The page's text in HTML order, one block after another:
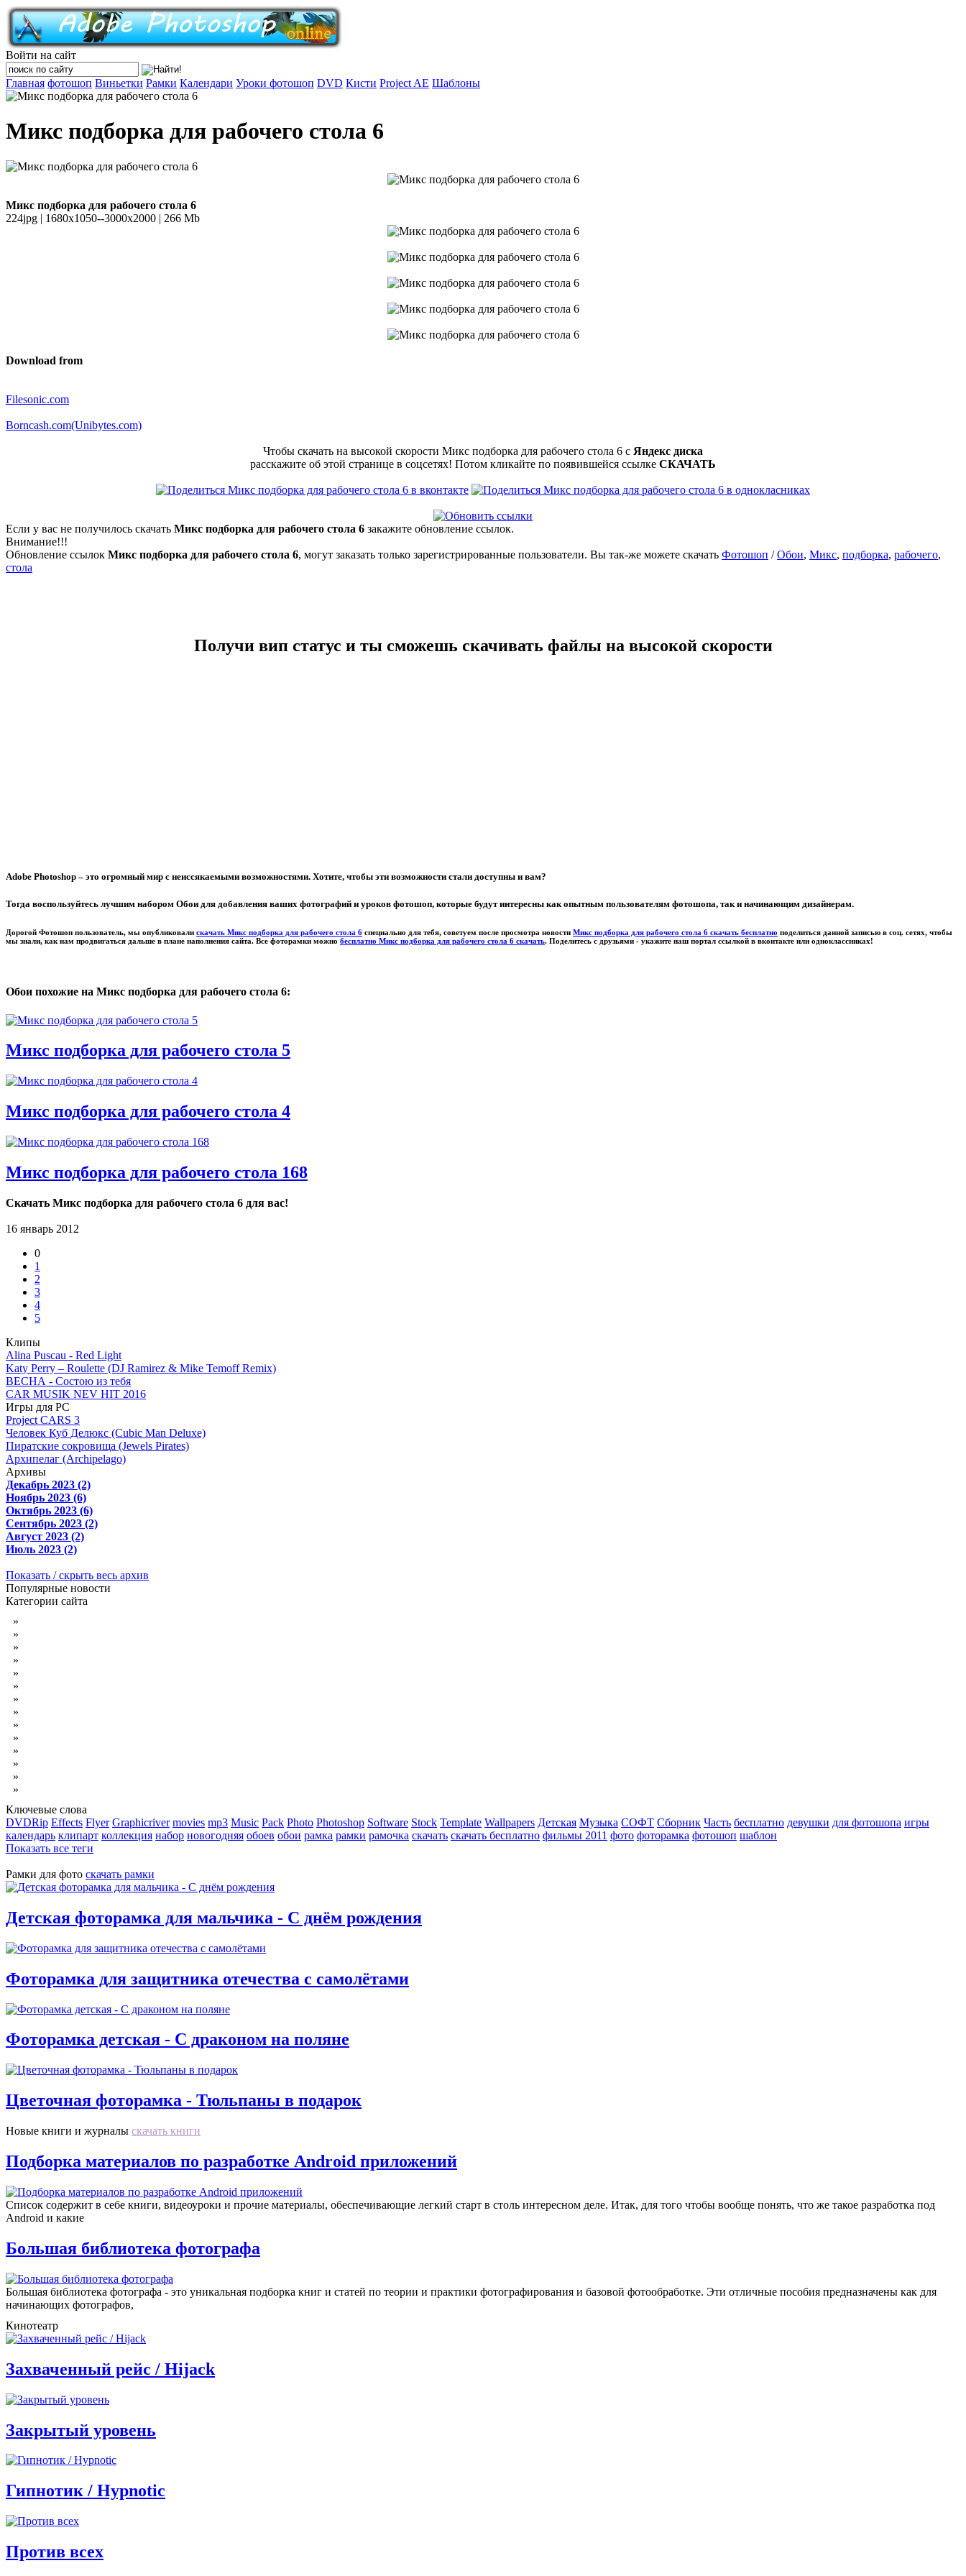
Войти на сайт
Главная фотошоп Виньетки Рамки Календари Уроки фотошоп DVD Кисти Project AE Шаблоны
Микс подборка для рабочего стола 6
Микс подборка для рабочего стола 6
224jpg | 1680x1050--3000x2000 | 266 Mb
Download from
Filesonic.com
Borncash.com(Unibytes.com)
Чтобы скачать на высокой скорости Микс подборка для рабочего стола 6 с Яндекс диска
расскажите об этой странице в соцсетях! Потом кликайте по появившейся ссылке СКАЧАТЬ
Если у вас не получилось скачать Микс подборка для рабочего стола 6 закажите обновление ссылок.
Внимание!!!
Обновление ссылок Микс подборка для рабочего стола 6, могут заказать только зарегистрированные пользователи. Вы так-же можете скачать Фотошоп /Обои, Микс, подборка, рабочего,
стола
Получи вип статус и ты сможешь скачивать файлы на высокой скорости
Adobe Photoshop – это огромный мир с неиссякаемыми возможностями. Хотите, чтобы эти возможности стали доступны и вам?
Тогда воспользуйтесь лучшим набором Обои для добавления ваших фотографий и уроков фотошоп, которые будут интересны как опытным пользователям фотошопа, так и начинающим дизайнерам.
Дорогой Фотошоп пользователь, мы опубликовали скачать Микс подборка для рабочего стола 6 специально для тебя, советуем после просмотра новости Микс подборка для рабочего стола 6 скачать бесплатно поделиться данной записью в соц. сетях, чтобы
мы знали, как нам продвигаться дальше в плане наполнения сайта. Все фоторамки можно бесплатно Микс подборка для рабочего стола 6 скачать. Поделитесь с друзьями - укажите наш портал ссылкой в вконтакте или одноклассниках!
Обои похожие на Микс подборка для рабочего стола 6:
Микс подборка для рабочего стола 5
Микс подборка для рабочего стола 4
Микс подборка для рабочего стола 168
Скачать Микс подборка для рабочего стола 6 для вас!
16 январь 2012
0
1
2
3
4
5
Клипы
Alina Puscau - Red Light
Katy Perry – Roulette (DJ Ramirez & Mike Temoff Remix)
ВЕСНА - Состою из тебя
CAR MUSIK NEV HIT 2016
Игры для PC
Project CARS 3
Человек Куб Делюкс (Cubic Man Deluxe)
Пиратские сокровища (Jewels Pirates)
Архипелаг (Archipelago)
Архивы
Декабрь 2023 (2)
Ноябрь 2023 (6)
Октябрь 2023 (6)
Сентябрь 2023 (2)
Август 2023 (2)
Июль 2023 (2)
Показать / скрыть весь архив
Популярные новости
Категории сайта
»
»
»
»
»
»
»
»
»
»
»
»
»
»
Ключевые слова
DVDRip Effects Flyer Graphicriver movies mp3 Music Pack Photo Photoshop Software Stock Template Wallpapers Детская Музыка СОФТ Сборник Часть бесплатно девушки для фотошопа игры
календарь клипарт коллекция набор новогодняя обоев обои рамка рамки рамочка скачать скачать бесплатно фильмы 2011 фото фоторамка фотошоп шаблон
Показать все теги
Рамки для фото скачать рамки
Детская фоторамка для мальчика - С днём рождения
Фоторамка для защитника отечества с самолётами
Фоторамка детская - С драконом на поляне
Цветочная фоторамка - Тюльпаны в подарок
Новые книги и журналы скачать книги
Подборка материалов по разработке Android приложений
Список содержит в себе книги, видеоуроки и прочие материалы, обеспечивающие легкий старт в столь интересном деле. Итак, для того чтобы вообще понять, что же такое разработка под
Android и какие
Большая библиотека фотографа
Большая библиотека фотографа - это уникальная подборка книг и статей по теории и практики фотографирования и базовой фотообработке. Эти отличные пособия предназначены как для
начинающих фотографов,
Кинотеатр
Захваченный рейс / Hijack
Закрытый уровень
Гипнотик / Hypnotic
Против всех